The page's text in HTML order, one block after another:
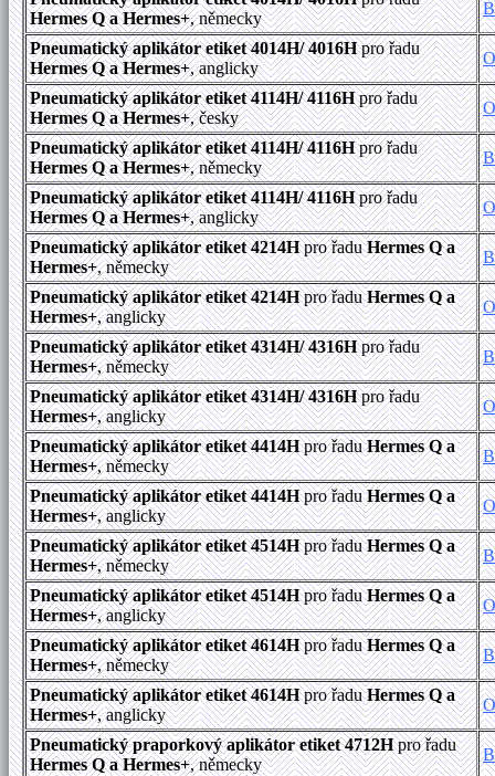
Hermes Q a Hermes+, německy
Pneumatický aplikátor etiket 4014H/ 4016Hpro řadu
Hermes Q a Hermes+, anglicky
Pneumatický aplikátor etiket 4114H/ 4116Hpro řadu
Hermes Q a Hermes+, česky
Pneumatický aplikátor etiket 4114H/ 4116Hpro řadu
Hermes Q a Hermes+, německy
Pneumatický aplikátor etiket 4114H/ 4116Hpro řadu
Hermes Q a Hermes+, anglicky
Pneumatický aplikátor etiket 4214Hpro řaduHermes Q a
Hermes+, německy
Pneumatický aplikátor etiket 4214Hpro řaduHermes Q a
Hermes+, anglicky
Pneumatický aplikátor etiket 4314H/ 4316Hpro řadu
Hermes+, německy
Pneumatický aplikátor etiket 4314H/ 4316Hpro řadu
Hermes+, anglicky
Pneumatický aplikátor etiket 4414Hpro řaduHermes Q a
Hermes+, německy
Pneumatický aplikátor etiket 4414Hpro řaduHermes Q a
Hermes+, anglicky
Pneumatický aplikátor etiket 4514Hpro řaduHermes Q a
Hermes+, německy
Pneumatický aplikátor etiket 4514Hpro řaduHermes Q a
Hermes+, anglicky
Pneumatický aplikátor etiket 4614Hpro řaduHermes Q a
Hermes+, německy
Pneumatický aplikátor etiket 4614Hpro řaduHermes Q a
Hermes+, anglicky
Pneumatický praporkový aplikátor etiket 4712Hpro řadu
Hermes Q a Hermes+, německy